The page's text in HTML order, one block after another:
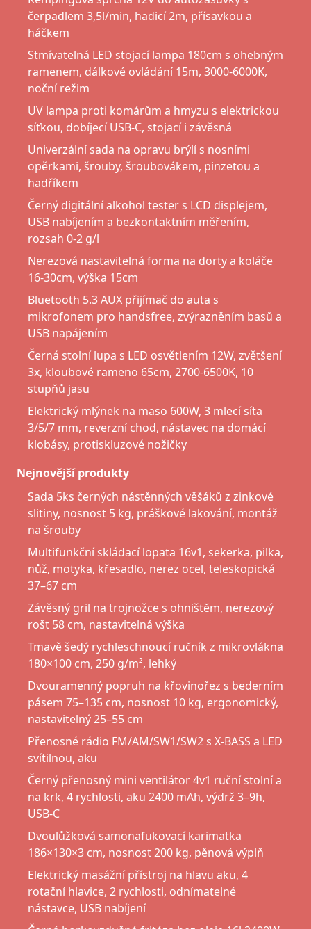
čerpadlem 3,5l/min, hadicí 2m, přísavkou a
háčkem
Stmívatelná LED stojací lampa 180cm s ohebným
ramenem, dálkové ovládání 15m, 3000-6000K,
noční režim
UV lampa proti komárům a hmyzu s elektrickou
síťkou, dobíjecí USB-C, stojací i závěsná
Univerzální sada na opravu brýlí s nosními
opěrkami, šrouby, šroubovákem, pinzetou a
hadříkem
Černý digitální alkohol tester s LCD displejem,
USB nabíjením a bezkontaktním měřením,
rozsah 0-2 g/l
Nerezová nastavitelná forma na dorty a koláče
16-30cm, výška 15cm
Bluetooth 5.3 AUX přijímač do auta s
mikrofonem pro handsfree, zvýrazněním basů a
USB napájením
Černá stolní lupa s LED osvětlením 12W, zvětšení
3x, kloubové rameno 65cm, 2700-6500K, 10
stupňů jasu
Elektrický mlýnek na maso 600W, 3 mlecí síta
3/5/7 mm, reverzní chod, nástavec na domácí
klobásy, protiskluzové nožičky
Nejnovější produkty
Sada 5ks černých nástěnných věšáků z zinkové
slitiny, nosnost 5 kg, práškové lakování, montáž
na šrouby
Multifunkční skládací lopata 16v1, sekerka, pilka,
nůž, motyka, křesadlo, nerez ocel, teleskopická
37–67 cm
Závěsný gril na trojnožce s ohništěm, nerezový
rošt 58 cm, nastavitelná výška
Tmavě šedý rychleschnoucí ručník z mikrovlákna
180×100 cm, 250 g/m², lehký
Dvouramenný popruh na křovinořez s bederním
pásem 75–135 cm, nosnost 10 kg, ergonomický,
nastavitelný 25–55 cm
Přenosné rádio FM/AM/SW1/SW2 s X-BASS a LED
svítilnou, aku
Černý přenosný mini ventilátor 4v1 ruční stolní a
na krk, 4 rychlosti, aku 2400 mAh, výdrž 3–9h,
USB-C
Dvoulůžková samonafukovací karimatka
186×130×3 cm, nosnost 200 kg, pěnová výplň
Elektrický masážní přístroj na hlavu aku, 4
rotační hlavice, 2 rychlosti, odnímatelné
nástavce, USB nabíjení